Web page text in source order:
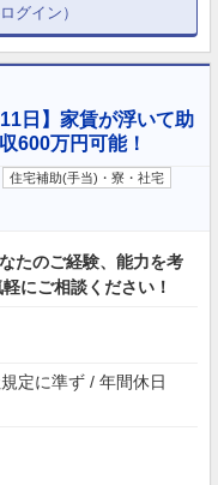
グイン）
日】家賃が浮いて助
600万円可能！
住宅補助(手当)・寮・社宅
たのご経験、能力を考
にご相談ください！
定に準ず / 年間休日